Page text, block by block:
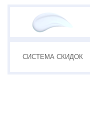
СИСТЕМАСКИДОК